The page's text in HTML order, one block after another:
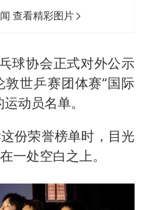
查看精彩图片
球协会正式对外公示
敦世乒赛团体赛“国际
动员名单。
份荣誉榜单时，目光
一处空白之上。